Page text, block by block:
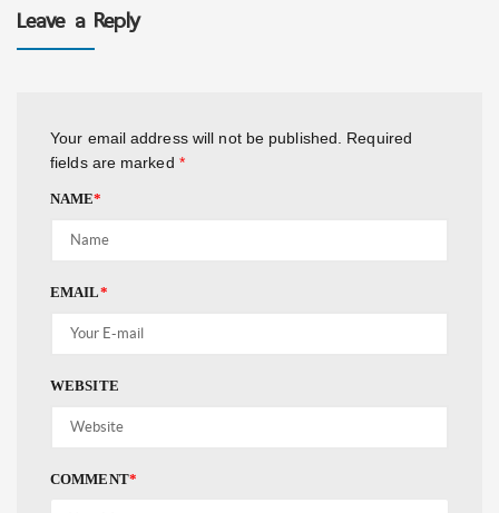
Leave a Reply
Your email address will not be published.
Required
fields are marked *
NAME*
EMAIL*
WEBSITE
COMMENT*